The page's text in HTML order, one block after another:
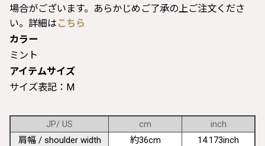
場合がございます。あらかじめご了承の上ご注文くださ
い。詳細は こちら
カラー
ミント
アイテムサイズ
サイズ表記：M
JP/ US cm
inch
肩幅 / shoulder width
約36cm
14.173inch